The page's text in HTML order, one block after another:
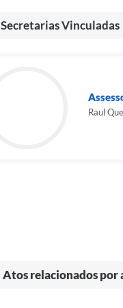
Secretarias Vinculadas
Raul
Atos relacionados por